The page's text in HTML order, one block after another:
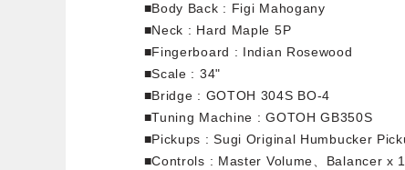
■Body Back : Figi Mahogany
■Neck : Hard Maple 5P
■Fingerboard : Indian Rosewood
■Scale : 34"
■Bridge : GOTOH 304S BO-4
■Tuning Machine : GOTOH GB350S
■Pickups : Sugi Original Humbucker
■Controls : Master Volume、Balancer x